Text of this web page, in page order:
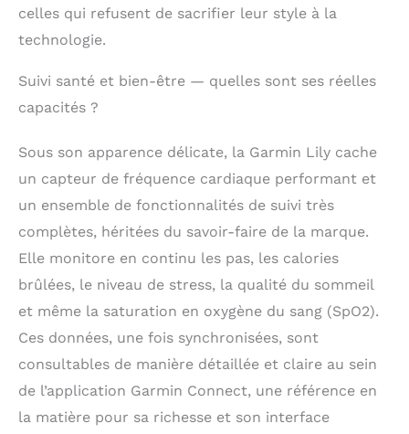
minutes et plus
compatible, la
message à vos
contacts désignés
avec votre
emplacement en
fonction LiveTrack
permet aux
amis/famille de suivre
vos activités de plein
air en temps réel pour
la tranquillité d'esprit
êtes à l'extérieur
Choisissez parmi des
designs classiques ou
celles qui refusent de sacrifier leur style à la
technologie.
Suivi santé et bien-être — quelles sont ses réelles
capacités ?
Sous son apparence délicate, la Garmin Lily cache
un capteur de fréquence cardiaque performant et
un ensemble de fonctionnalités de suivi très
complètes, héritées du savoir-faire de la marque.
Elle monitore en continu les pas, les calories
brûlées, le niveau de stress, la qualité du sommeil
et même la saturation en oxygène du sang (SpO2).
Ces données, une fois synchronisées, sont
consultables de manière détaillée et claire au sein
de l’application Garmin Connect, une référence en
la matière pour sa richesse et son interface